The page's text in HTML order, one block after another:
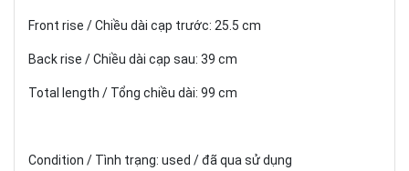
Front rise / Chiều dài cạp trước: 25.5 cm
Back rise / Chiều dài cạp sau: 39 cm
Total length / Tổng chiều dài: 99 cm
Condition / Tình trạng: used / đã qua sử dụng